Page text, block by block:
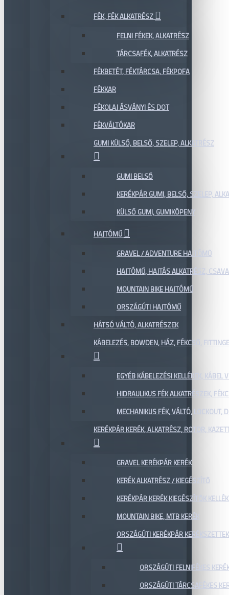
FÉK, FÉK ALKATRÉSZ
FELNI FÉKEK, ALKATRÉSZ
TÁRCSAFÉK, ALKATRÉSZ
FÉKBETÉT, FÉKTÁRCSA, FÉKPOFA
FÉKKAR
FÉKOLAJ ÁSVÁNYI ÉS DOT
FÉKVÁLTÓKAR
GUMI KÜLSŐ, BELSŐ, SZELEP, ALKATRÉSZ
GUMI BELSŐ
KERÉKPÁR GUMI, BELSŐ, SZELEP,
KÜLSŐ GUMI, GUMIKÖPENY
HAJTÓMŰ
GRAVEL / ADVENTURE HAJTÓMŰ
HAJTÓMŰ, HAJTÁS ALKATRÉSZ,
MOUNTAIN BIKE HAJTÓMŰ
ORSZÁGÚTI HAJTÓMŰ
HÁTSÓ VÁLTÓ, ALKATRÉSZEK
KÁBELEZÉS, BOWDEN, HÁZ, FÉKCSŐ,
EGYÉB KÁBELEZÉSI KELLÉKEK,
HIDRAULIKUS FÉK ALKATRÉSZEK,
MECHANIKUS FÉK, VÁLTÓ, LOCKOUT,
KERÉKPÁR KERÉK, ALKATRÉSZ, ROTOR,
GRAVEL KERÉKPÁR KERÉK
KERÉK ALKATRÉSZ / KIEGÉSZÍTŐ
KERÉKPÁR KERÉK KIEGÉSZÍTŐK
MOUNTAIN BIKE, MTB KERÉK
ORSZÁGÚTI KERÉKPÁR KERÉKSZETTEK
ORSZÁGÚTI FELNIFÉKES
ORSZÁGÚTI TÁRCSAFÉKES